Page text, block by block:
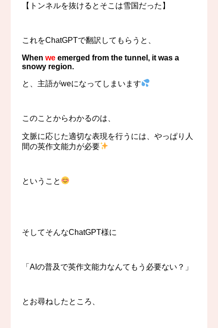
【トンネルを抜けるとそこは雪国だった】
これをChatGPTで翻訳してもらうと、
When weemerged from the tunnel, it was a
snowy region.
と、主語がweになってしまいます
このことからわかるのは、
文脈に応じた適切な表現を行うには、やっぱり人
間の英作文能力が必要
ということ
そしてそんなChatGPT様に
「AIの普及で英作文能力なんてもう必要ない？」
とお尋ねしたところ、